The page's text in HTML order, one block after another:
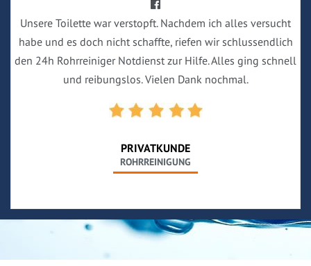
Unsere Toilette war verstopft. Nachdem ich alles versucht
habe und es doch nicht schaffte, riefen wir schlussendlich
den 24h Rohrreiniger Notdienst zur Hilfe. Alles ging schnell
und reibungslos. Vielen Dank nochmal.
PRIVATKUNDE
ROHRREINIGUNG